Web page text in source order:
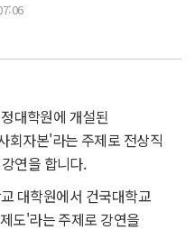
대학원에 개설된
회자본'라는 주제로 전상직
연을 합니다.
대학원에서 건국대학교
도'라는 주제로 강연을